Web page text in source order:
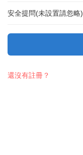
安全提問(未設置請忽略)
還沒有註冊？